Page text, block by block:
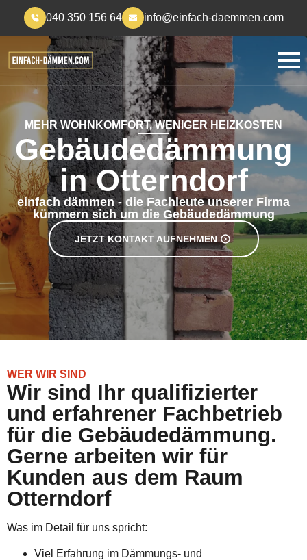
040 350 156 64 info@einfach-daemmen.com
MEHR WOHNKOMFORT, WENIGER HEIZKOSTEN
Gebäudedämmung
in Otterndorf
einfach dämmen - die Fachleute unserer Firma
kümmern sich um die Gebäudedämmung
JETZT KONTAKT AUFNEHMEN
WER WIR SIND
Wir sind Ihr qualifizierter
und erfahrener Fachbetrieb
für die Gebäudedämmung.
Gerne arbeiten wir für
Kunden aus dem Raum
Otterndorf
Was im Detail für uns spricht:
Viel Erfahrung im Dämmungs- und